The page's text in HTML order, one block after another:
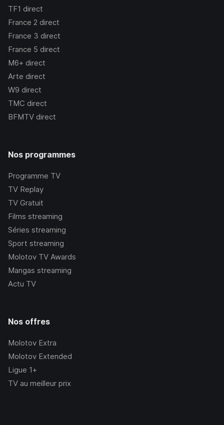
TF1 direct
France 2 direct
France 3 direct
France 5 direct
M6+ direct
Arte direct
W9 direct
TMC direct
BFMTV direct
Nos programmes
Programme TV
TV Replay
TV Gratuit
Films streaming
Séries streaming
Sport streaming
Molotov TV Awards
Mangas streaming
Actu TV
Nos offres
Molotov Extra
Molotov Extended
Ligue 1+
TV au meilleur prix